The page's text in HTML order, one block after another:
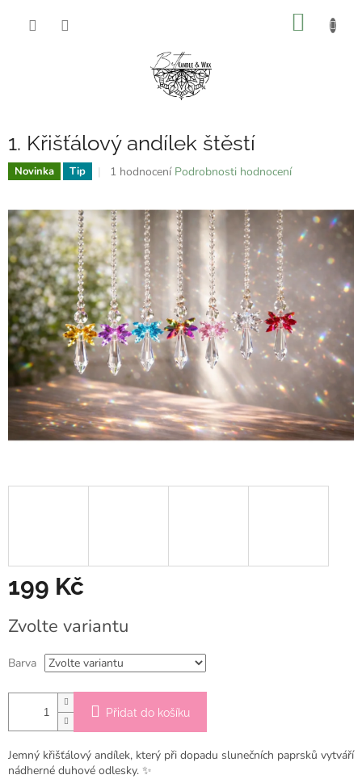
1. Křišťálový andílek štěstí
Novinka Tip
Průměrné
je
5,0
z
5
hvězdiček.
1 hodnocení Podrobnosti hodnocení
199 Kč
cena:
Zvolte variantu
Barva
Přidat do košíku
Jemný křišťálový andílek, který při dopadu slunečních paprsků vytváří
nádherné duhové odlesky. ✨